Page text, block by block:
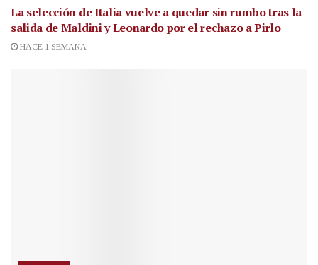
La selección de Italia vuelve a quedar sin rumbo tras la
salida de Maldini y Leonardo por el rechazo a Pirlo
HACE 1 SEMANA